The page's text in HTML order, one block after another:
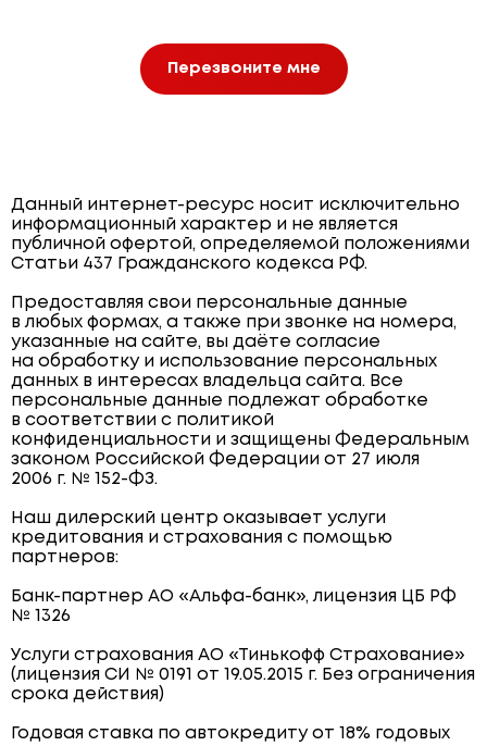
Перезвоните мне
Данный интернет-ресурс носит исключительно
информационный характер и не является
публичной офертой, определяемой положениями
Статьи 437 Гражданского кодекса РФ.
Предоставляя свои персональные данные
в любых формах, а также при звонке на номера,
указанные на сайте, вы даёте согласие
на обработку и использование персональных
данных в интересах владельца сайта. Все
персональные данные подлежат обработке
в соответствии с политикой
конфиденциальности и защищены Федеральным
законом Российской Федерации от 27 июля
2006 г. № 152-ФЗ.
Наш дилерский центр оказывает услуги
кредитования и страхования с помощью
партнеров:
Банк-партнер АО «Альфа-банк», лицензия ЦБ РФ
№ 1326
Услуги страхования АО «Тинькофф Страхование»
(лицензия СИ № 0191 от 19.05.2015 г. Без ограничения
срока действия)
Годовая ставка по автокредиту от 18% годовых